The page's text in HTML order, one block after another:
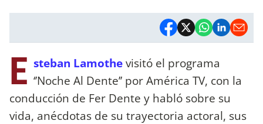
E steban Lamothevisitó el programa
‘’Noche Al Dente’’ por América TV, con la
conducción de Fer Dente y habló sobre su
vida, anécdotas de su trayectoria actoral, sus